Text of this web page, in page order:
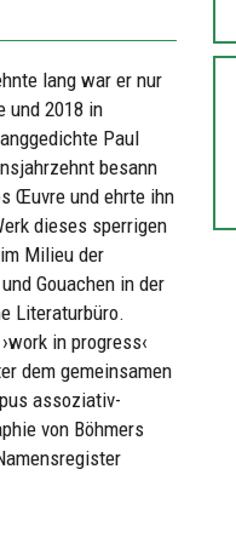
lang war er nur
und 2018 in
Paul
besann
Œuvre und ehrte ihn
dieses sperrigen
Milieu der
Gouachen in der
Literaturbüro.
in progress‹
dem gemeinsamen
assoziativ-
von Böhmers